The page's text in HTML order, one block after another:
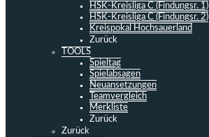
HSK-Kreisliga C (Findungsr. 1)
HSK-Kreisliga C (Findungsr. 2)
Kreispokal Hochsauerland
Zurück
TOOLS
Spieltag
Spielabsagen
Neuansetzungen
Teamvergleich
Merkliste
Zurück
Zurück